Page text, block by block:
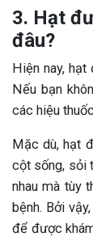
3. Hạt
đâu?
Hiện nay,
Nếu bạn
các hiệu
Mặc dù, hạt
cột sống, sỏi
nhau mà tùy
bệnh. Bởi
để được